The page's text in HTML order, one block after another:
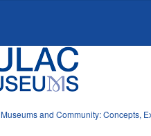
Museums and Community: Concepts,